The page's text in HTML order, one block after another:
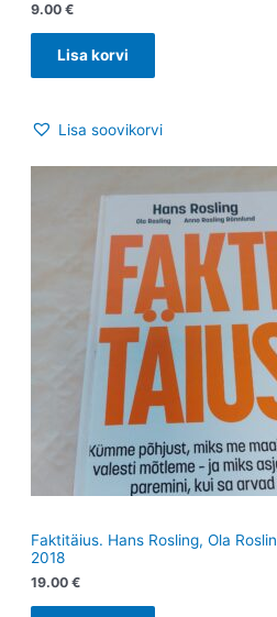
9.00 €
Lisa korvi
Lisa soovikorvi
Faktitäius. Hans Rosling, Ola
2018
19.00 €